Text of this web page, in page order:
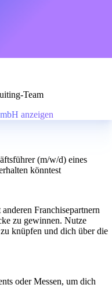
Team
anzeigen
(m/w/d) eines
könntest
Franchisepartnern
zu gewinnen. Nutze
knüpfen und dich über die
oder Messen, um dich